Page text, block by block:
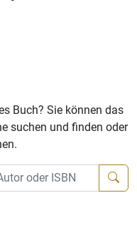
Buch? Sie können das
suchen und finden oder